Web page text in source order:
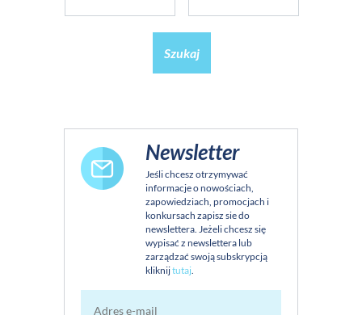
Szukaj
Newsletter
Jeśli chcesz otrzymywać
informacje o nowościach,
zapowiedziach, promocjach i
konkursach zapisz sie do
newslettera. Jeżeli chcesz się
wypisać z newslettera lub
zarządzać swoją subskrypcją
kliknijtutaj.